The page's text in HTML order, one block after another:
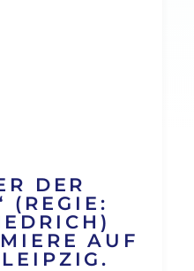
DER
A
F
AUF D